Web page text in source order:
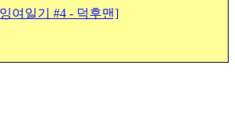
여일기 #4 - 덕후맨]